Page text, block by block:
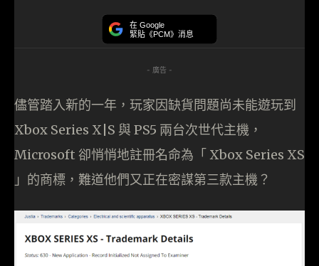
在 Google
緊貼《PCM》消息
- 廣告 -
儘管踏入新的一年，玩家因缺貨問題尚未能遊玩到
Xbox Series X|S 與 PS5 兩台次世代主機，
Microsoft 卻悄悄地註冊名命為「 Xbox Series XS
」的商標，難道他們又正在密謀第三款主機？